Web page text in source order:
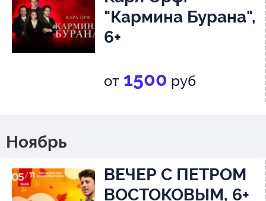
"Кармина Бурана",
6+
от 1500 руб
Ноябрь
ВЕЧЕР С ПЕТРОМ
ВОСТОКОВЫМ, 6+